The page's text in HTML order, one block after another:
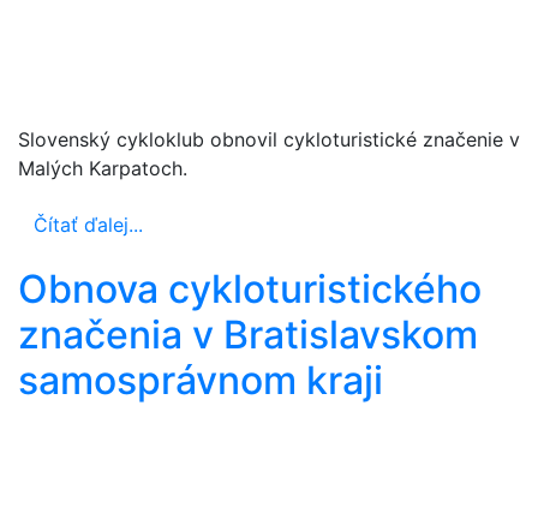
Slovenský cykloklub obnovil cykloturistické značenie v
Malých Karpatoch.
Čítať ďalej...
Obnova cykloturistického
značenia v Bratislavskom
samosprávnom kraji